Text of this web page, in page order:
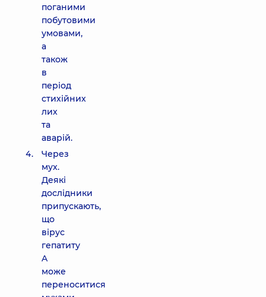
поганими
побутовими
умовами,
а
також
в
період
стихійних
лих
та
аварій.
Через
мух.
Деякі
дослідники
припускають,
що
вірус
гепатиту
A
може
переноситися